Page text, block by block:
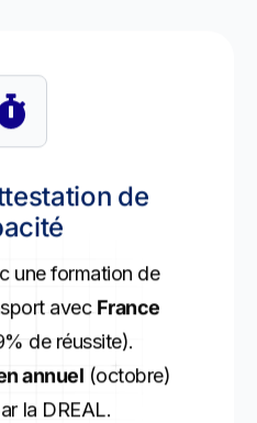
de
une formation de
avec France
de réussite).
annuel (octobre)
la DREAL.